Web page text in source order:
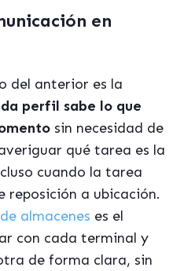
en
del anterior es la
perfil sabe lo que
sin necesidad de
qué tarea es la
cuando la tarea
reposición a ubicación.
almacenes es el
con cada terminal y
de forma clara, sin